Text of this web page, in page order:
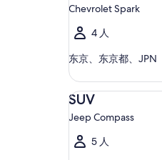
Chevrolet Spark
4 人
东京、东京都、JPN
SUV
Jeep Compass
5 人
SUV Jeep Compass